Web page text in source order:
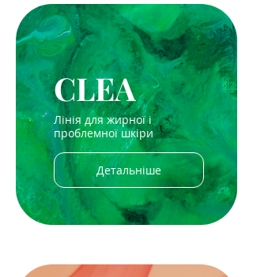
CLEA
Лінія для жирної і
проблемної шкіри
Детальніше